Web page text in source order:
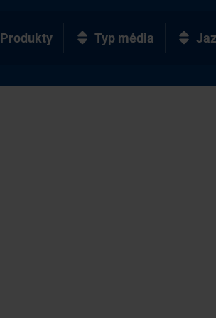
Produkty Typ média